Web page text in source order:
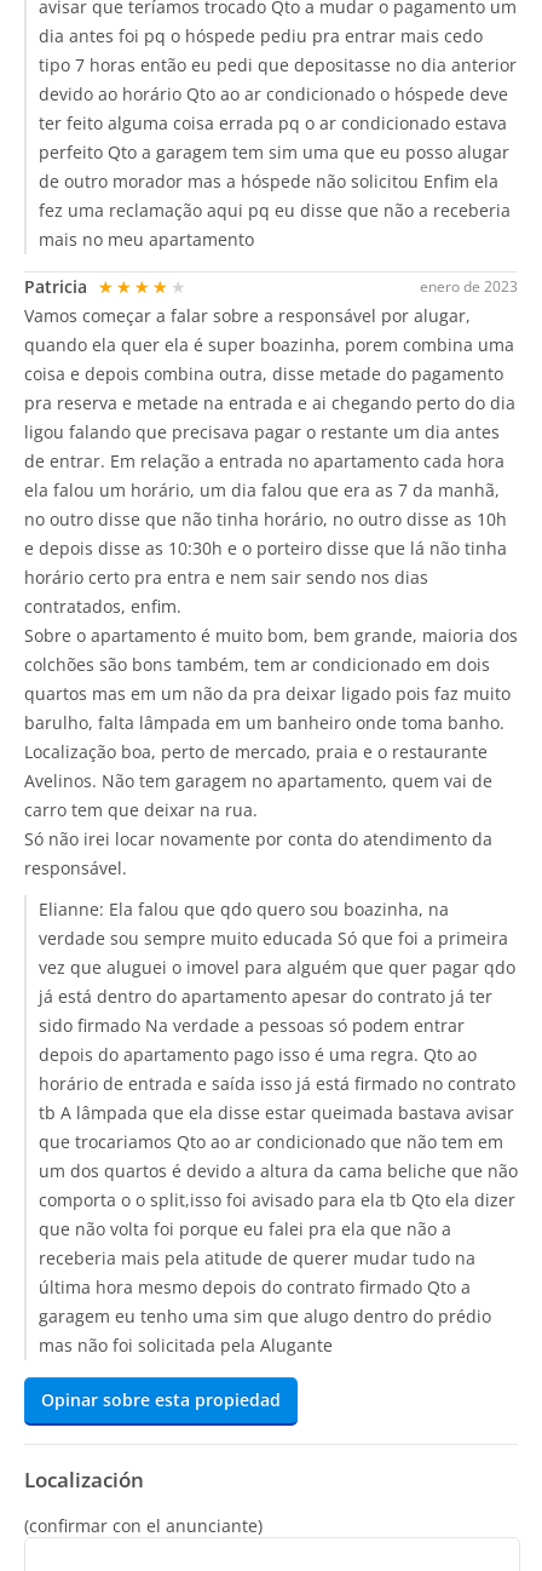
avisar que teríamos trocado Qto a mudar o pagamento um
dia antes foi pq o hóspede pediu pra entrar mais cedo
tipo 7 horas então eu pedi que depositasse no dia anterior
devido ao horário Qto ao ar condicionado o hóspede deve
ter feito alguma coisa errada pq o ar condicionado estava
perfeito Qto a garagem tem sim uma que eu posso alugar
de outro morador mas a hóspede não solicitou Enfim ela
fez uma reclamação aqui pq eu disse que não a receberia
mais no meu apartamento
enero de 2023
Patricia ★★★★★
Vamos começar a falar sobre a responsável por alugar,
quando ela quer ela é super boazinha, porem combina uma
coisa e depois combina outra, disse metade do pagamento
pra reserva e metade na entrada e ai chegando perto do dia
ligou falando que precisava pagar o restante um dia antes
de entrar. Em relação a entrada no apartamento cada hora
ela falou um horário, um dia falou que era as 7 da manhã,
no outro disse que não tinha horário, no outro disse as 10h
e depois disse as 10:30h e o porteiro disse que lá não tinha
horário certo pra entra e nem sair sendo nos dias
contratados, enfim.
Sobre o apartamento é muito bom, bem grande, maioria dos
colchões são bons também, tem ar condicionado em dois
quartos mas em um não da pra deixar ligado pois faz muito
barulho, falta lâmpada em um banheiro onde toma banho.
Localização boa, perto de mercado, praia e o restaurante
Avelinos. Não tem garagem no apartamento, quem vai de
carro tem que deixar na rua.
Só não irei locar novamente por conta do atendimento da
responsável.
Elianne: Ela falou que qdo quero sou boazinha, na
verdade sou sempre muito educada Só que foi a primeira
vez que aluguei o imovel para alguém que quer pagar qdo
já está dentro do apartamento apesar do contrato já ter
sido firmado Na verdade a pessoas só podem entrar
depois do apartamento pago isso é uma regra. Qto ao
horário de entrada e saída isso já está firmado no contrato
tb A lâmpada que ela disse estar queimada bastava avisar
que trocariamos Qto ao ar condicionado que não tem em
um dos quartos é devido a altura da cama beliche que não
comporta o o split,isso foi avisado para ela tb Qto ela dizer
que não volta foi porque eu falei pra ela que não a
receberia mais pela atitude de querer mudar tudo na
última hora mesmo depois do contrato firmado Qto a
garagem eu tenho uma sim que alugo dentro do prédio
mas não foi solicitada pela Alugante
Opinar sobre esta propiedad
Localización
(confirmar con el anunciante)